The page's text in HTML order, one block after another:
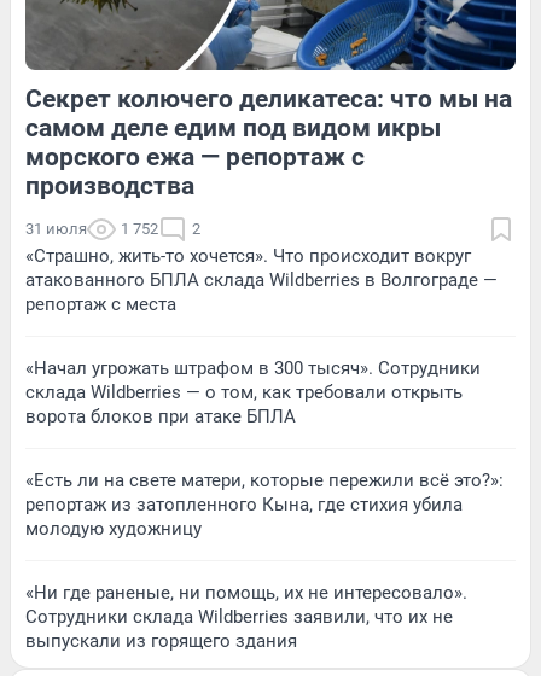
33 Обсудить 32 Обсудить
Секрет колючего деликатеса: что мы на
самом деле едим под видом икры
морского ежа — репортаж с
производства
31 июля 1 752 2
«Страшно, жить-то хочется». Что происходит вокруг
атакованного БПЛА склада Wildberries в Волгограде —
репортаж с места
«Начал угрожать штрафом в 300 тысяч». Сотрудники
склада Wildberries — о том, как требовали открыть
ворота блоков при атаке БПЛА
«Есть ли на свете матери, которые пережили всё это?»:
репортаж из затопленного Кына, где стихия убила
молодую художницу
«Ни где раненые, ни помощь, их не интересовало».
Сотрудники склада Wildberries заявили, что их не
выпускали из горящего здания